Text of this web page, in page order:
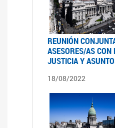
REUNIÓN
ASESORES/AS
JUSTICIA Y
18/08/2022